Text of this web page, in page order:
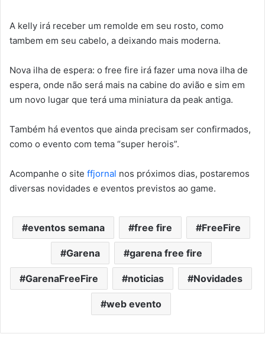
A kelly irá receber um remolde em seu rosto, como
tambem em seu cabelo, a deixando mais moderna.
Nova ilha de espera: o free fire irá fazer uma nova ilha de
espera, onde não será mais na cabine do avião e sim em
um novo lugar que terá uma miniatura da peak antiga.
Também há eventos que ainda precisam ser confirmados,
como o evento com tema “super herois”.
Acompanhe o site ffjornal nos próximos dias, postaremos
diversas novidades e eventos previstos ao game.
eventos semana free fire FreeFire
Garena garena free fire
GarenaFreeFire noticias Novidades
web evento